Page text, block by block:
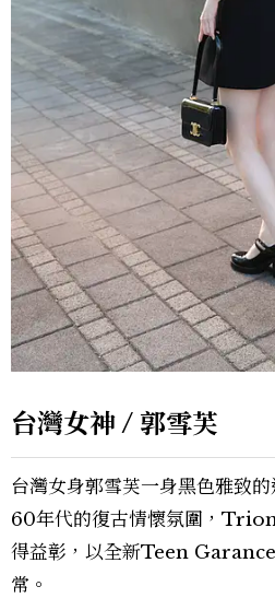
台灣女神 / 郭雪芙
台灣女身郭雪芙一身黑色雅致
60年代的復古情懷氛圍，
得益彰，以全新Teen
常。